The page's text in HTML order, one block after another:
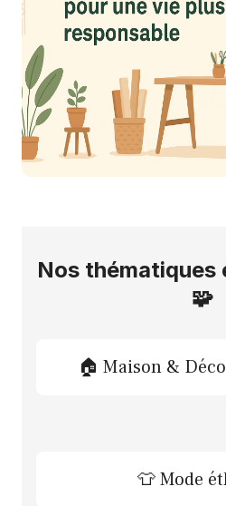
Nos
🧩
🏠 Maison &
👕 Mode